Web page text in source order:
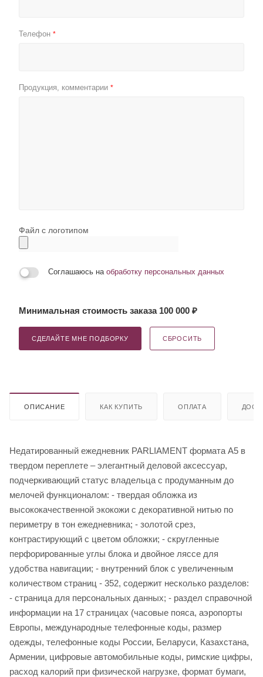
Телефон *
Продукция, комментарии *
Файл с логотипом
Соглашаюсь на обработку персональных данных
Минимальная стоимость заказа 100 000 ₽
СДЕЛАЙТЕ МНЕ ПОДБОРКУ СБРОСИТЬ
ОПИСАНИЕ КАК КУПИТЬ ОПЛАТА
Недатированный ежедневник PARLIAMENT формата A5 в
твердом переплете – элегантный деловой аксессуар,
подчеркивающий статус владельца с продуманным до
мелочей функционалом: - твердая обложка из
высококачественной экокожи с декоративной нитью по
периметру в тон ежедневника; - золотой срез,
контрастирующий с цветом обложки; - скругленные
перфорированные углы блока и двойное ляссе для
удобства навигации; - внутренний блок с увеличенным
количеством страниц - 352, содержит несколько разделов:
- страница для персональных данных; - раздел справочной
информации на 17 страницах (часовые пояса, аэропорты
Европы, международные телефонные коды, размер
одежды, телефонные коды России, Беларуси, Казахстана,
Армении, цифровые автомобильные коды, римские цифры,
расход калорий при физической нагрузке, формат бумаги,